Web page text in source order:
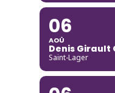
06
AOÛ
Denis Girault
Saint-Lager